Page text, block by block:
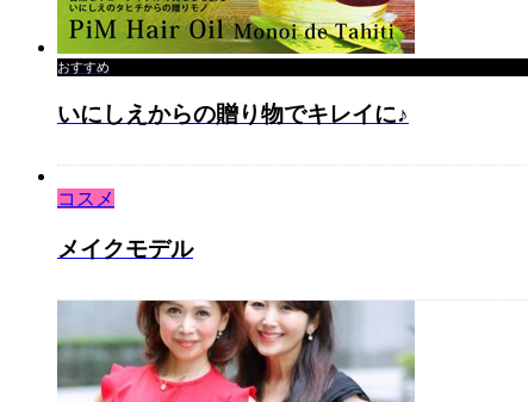
おすすめ
いにしえからの贈り物でキレイに♪
コスメ
メイクモデル